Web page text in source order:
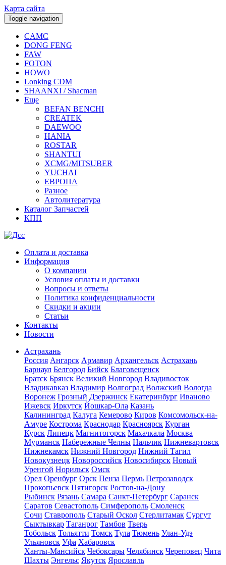
Карта сайта
Toggle navigation
CAMC
DONG FENG
FAW
FOTON
HOWO
Lonking CDM
SHAANXI / Shacman
Еще
BEFAN BENCHI
CREATEK
DAEWOO
HANIA
ROSTAR
SHANTUI
XCMG/MITSUBER
YUCHAI
ЕВРОПА
Разное
Aвтолитература
Каталог Запчастей
КПП
Оплата и доставка
Информация
О компании
Условия оплаты и доставки
Вопросы и ответы
Политика конфиденциальности
Скидки и акции
Статьи
Контакты
Новости
Астрахань
Россия Ангарск Армавир Архангельск Астрахань
Барнаул Белгород Бийск Благовещенск
Братск Брянск Великий Новгород Владивосток
Владикавказ Владимир Волгоград Волжский Вологда
Воронеж Грозный Дзержинск Екатеринбург Иваново
Ижевск Иркутск Йошкар-Ола Казань
Калининград Калуга Кемерово Киров Комсомольск-на-
Амуре Кострома Краснодар Красноярск Курган
Курск Липецк Магнитогорск Махачкала Москва
Мурманск Набережные Челны Нальчик Нижневартовск
Нижнекамск Нижний Новгород Нижний Тагил
Новокузнецк Новороссийск Новосибирск Новый
Уренгой Норильск Омск
Орел Оренбург Орск Пенза Пермь Петрозаводск
Прокопьевск Пятигорск Ростов-на-Дону
Рыбинск Рязань Самара Санкт-Петербург Саранск
Саратов Севастополь Симферополь Смоленск
Сочи Ставрополь Старый Оскол Стерлитамак Сургут
Сыктывкар Таганрог Тамбов Тверь
Тобольск Тольятти Томск Тула Тюмень Улан-Удэ
Ульяновск Уфа Хабаровск
Ханты-Мансийск Чебоксары Челябинск Череповец Чита
Шахты Энгельс Якутск Ярославль